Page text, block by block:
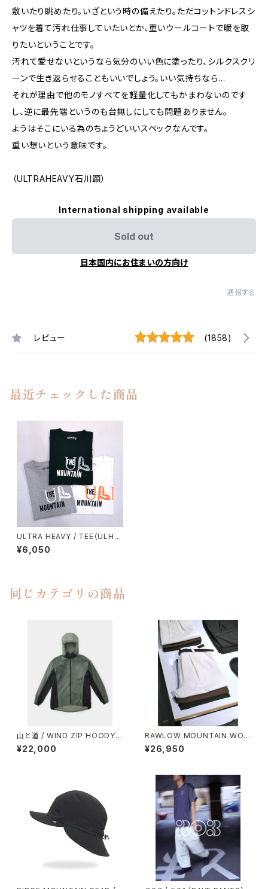
敷いたり眺めたり。いざという時の備えたり。ただコットンドレスシ
ャツを着て汚れ仕事していたいとか、重いウールコートで暖を取
りたいということです。
汚れて愛せないというなら気分のいい色に塗ったり、シルクスクリ
ーンで生き返らせることもいいでしょう。いい気持ちなら…
それが理由で他のモノすべてを軽量化してもかまわないのです
し、逆に最先端というのも台無しにしても問題ありません。
ようはそこにいる為のちょうどいいスペックなんです。
重い想いという意味です。
（ULTRAHEAVY石川顕）
International shipping available
Sold out
日本国内にお住まいの方向け
通報する
レビュー (1858)
最近チェックした商品
ULTRA HEAVY / TEE（ULH
モトクロス）
¥6,050
同じカテゴリの商品
山と道 / WIND ZIP HOODY
（UNISEX）
¥22,000
RAWLOW MOUNTAIN WOR
KS / HIKER BAKER PANTS
¥26,950